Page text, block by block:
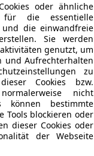
oder ähnliche
die essentielle
die einwandfreie
Sie werden
genutzt, um
und Aufrechterhalten
zu
Cookies bzw.
nicht
können bestimmte
Tools blockieren oder
dieser Cookies oder
der Webseite